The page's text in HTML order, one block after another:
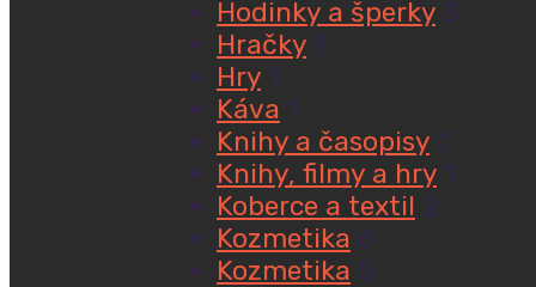
Hodinky a šperky 3
Hračky 1
Hry 1
Káva 1
Knihy a časopisy 1
Knihy, filmy a hry 1
Koberce a textil 2
Kozmetika 6
Kozmetika 5